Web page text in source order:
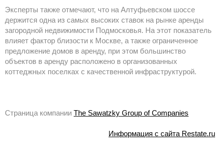
Эксперты также отмечают, что на Алтуфьевском шоссе
держится одна из самых высоких ставок на рынке аренды
загородной недвижимости Подмосковья. На этот показатель
влияет фактор близости к Москве, а также ограниченное
предложение домов в аренду, при этом большинство
объектов в аренду расположено в организованных
коттеджных поселках с качественной инфраструктурой.
Страница компании The Sawatzky Group of Companies
Информация с сайта Restate.ru